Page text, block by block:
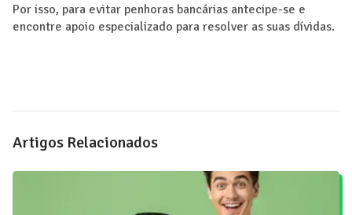
Por isso, para evitar penhoras bancárias antecipe-se e
encontre apoio especializado para resolver as suas dívidas.
Artigos Relacionados